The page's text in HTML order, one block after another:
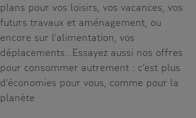
plans pour vos loisirs, vos vacances, vos
futurs travaux et aménagement, ou
encore sur l’alimentation, vos
déplacements…Essayez aussi nos offres
pour consommer autrement : c’est plus
d’économies pour vous, comme pour la
planète